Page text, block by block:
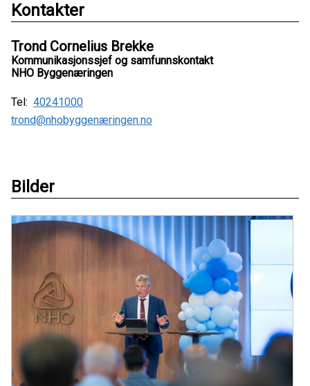
Kontakter
Trond Cornelius Brekke
Kommunikasjonssjef og samfunnskontakt
NHO Byggenæringen
Tel: 40241000
trond@nhobyggenæringen.no
Bilder